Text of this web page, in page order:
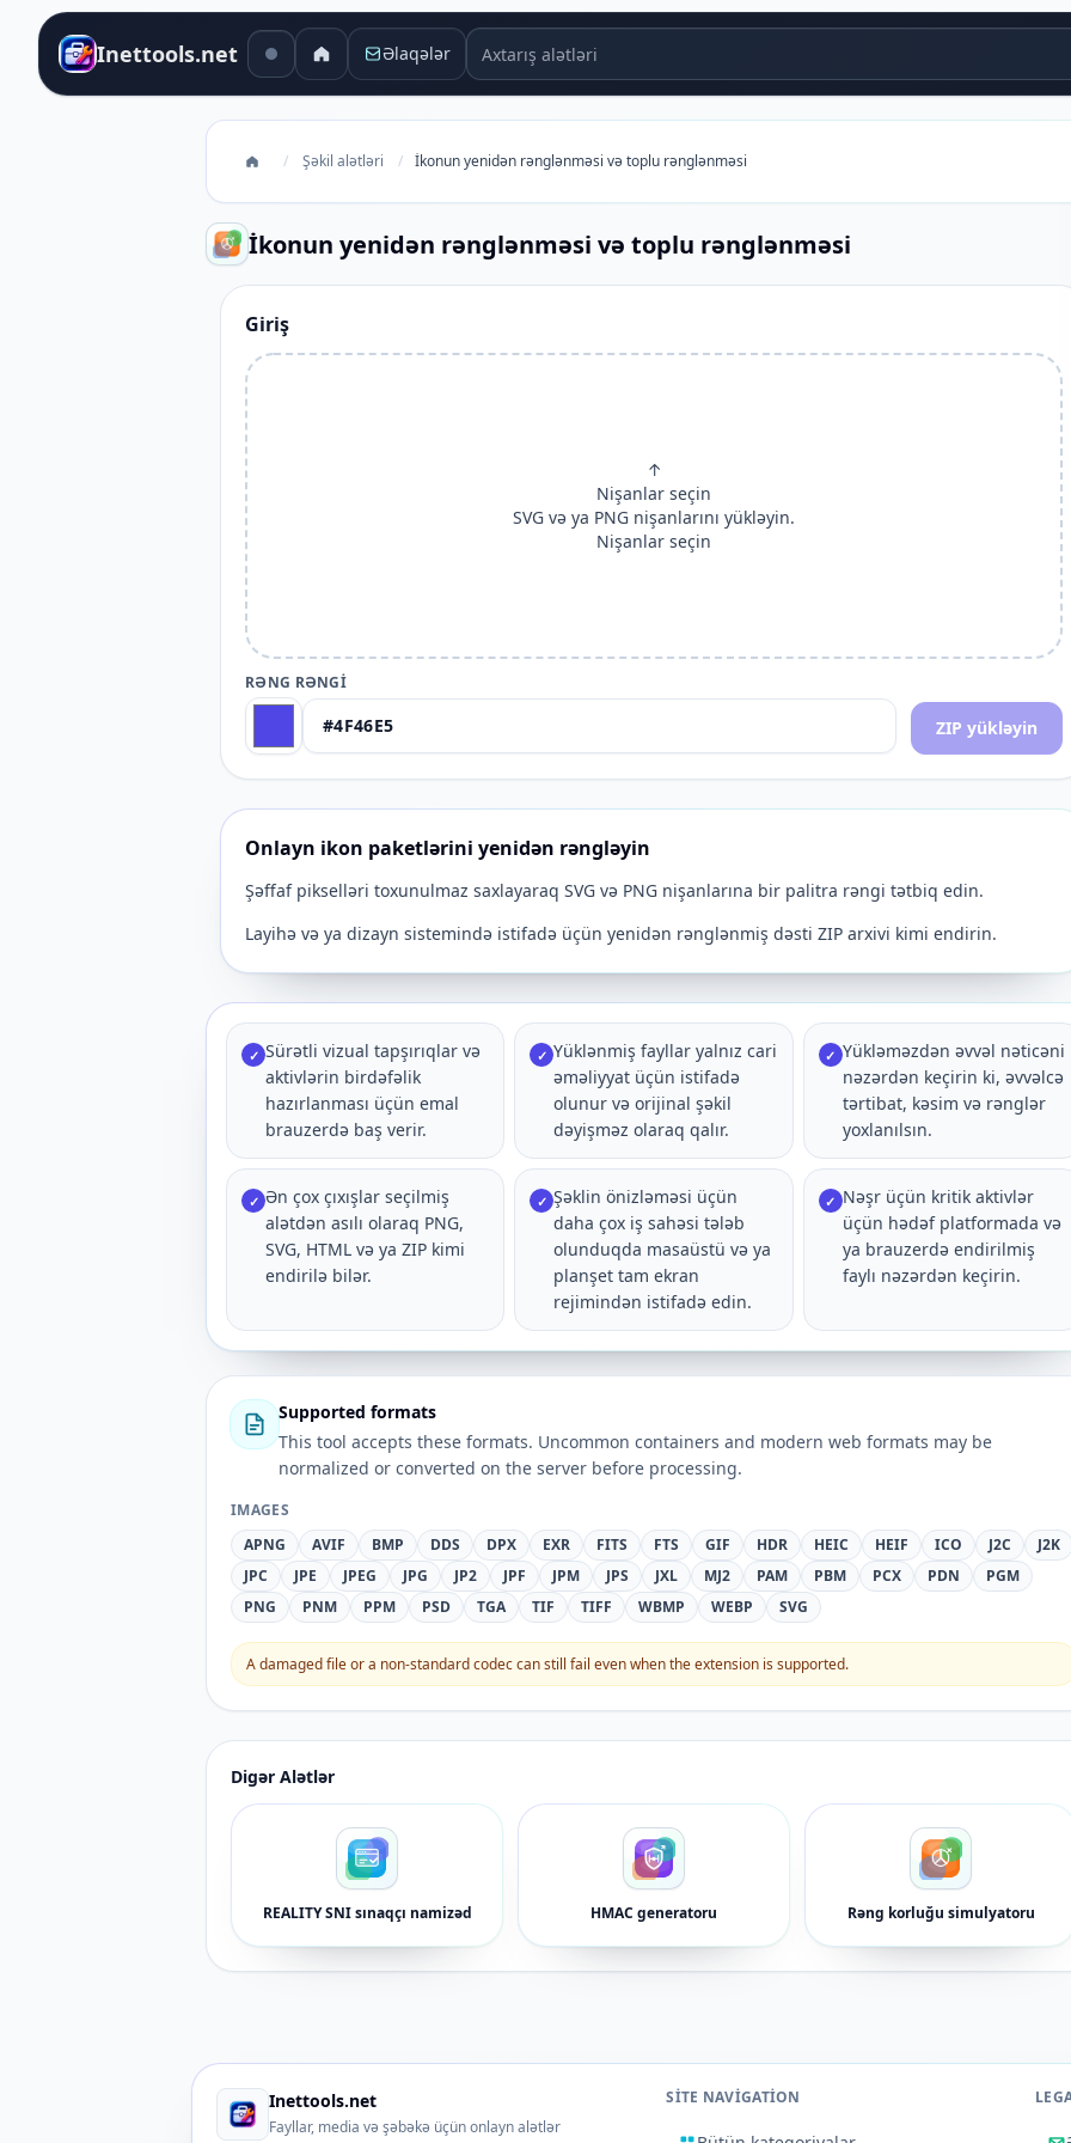
Inettools.net Əlaqələr Axtarış alətləri
/ Şəkil alətləri / İkonun yenidən rənglənməsi və toplu rənglənməsi
İkonun yenidən rənglənməsi və toplu rənglənməsi
Giriş
↑
Nişanlar seçin
SVG və ya PNG nişanlarını yükləyin.
Nişanlar seçin
RƏNG RƏNGI
ZIP yükləyin
Onlayn ikon paketlərini yenidən rəngləyin
Şəffaf pikselləri toxunulmaz saxlayaraq SVG və PNG nişanlarına bir palitra rəngi tətbiq edin.
Layihə və ya dizayn sistemində istifadə üçün yenidən rənglənmiş dəsti ZIP arxivi kimi endirin.
✓ Sürətli vizual tapşırıqlar və
aktivlərin birdəfəlik
hazırlanması üçün emal
brauzerdə baş verir.
✓ Yüklənmiş fayllar yalnız cari
əməliyyat üçün istifadə
olunur və orijinal şəkil
dəyişməz olaraq qalır.
✓ Yükləməzdən əvvəl nəticəni
nəzərdən keçirin ki, əvvəlcə
tərtibat, kəsim və rənglər
yoxlanılsın.
✓ Ən çox çıxışlar seçilmiş
alətdən asılı olaraq PNG,
SVG, HTML və ya ZIP kimi
endirilə bilər.
✓ Şəklin önizləməsi üçün
daha çox iş sahəsi tələb
olunduqda masaüstü və ya
planşet tam ekran
rejimindən istifadə edin.
✓ Nəşr üçün kritik aktivlər
üçün hədəf platformada və
ya brauzerdə endirilmiş
faylı nəzərdən keçirin.
Supported formats
This tool accepts these formats. Uncommon containers and modern web formats may be
normalized or converted on the server before processing.
IMAGES
APNG
AVIF BMP DDS DPX EXR FITS FTS GIF HDR HEIC HEIF ICO J2C
J2K
JPC
JPE JPEG JPG JP2 JPF JPM JPS JXL MJ2 PAM PBM PCX PDN
PGM
PNG
PNM PPM PSD TGA TIF TIFF WBMP WEBP SVG
A damaged file or a non-standard codec can still fail even when the extension is supported.
Digər Alətlər
REALITY SNI sınaqçı namizəd HMAC generatoru Rəng korluğu simulyatoru
Inettools.net
Fayllar, media və şəbəkə üçün onlayn alətlər
SITE NAVIGATION